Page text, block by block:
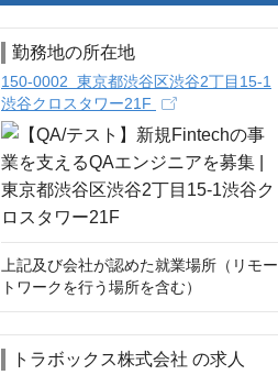
勤務地の所在地
150-0002 東京都渋谷区渋谷2丁目15-1
渋谷クロスタワー21F
上記及び会社が認めた就業場所（リモー
トワークを行う場所を含む）
トラボックス株式会社 の求人